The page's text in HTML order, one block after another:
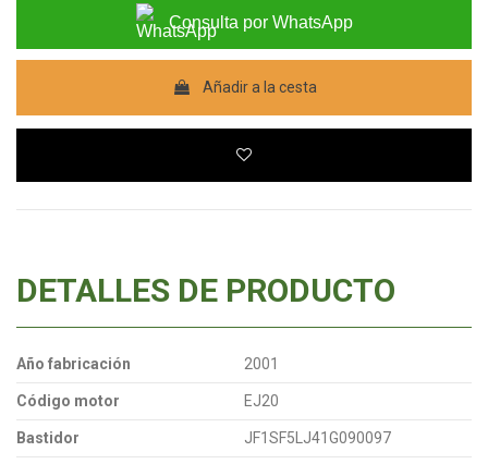
Consulta por WhatsApp
Añadir a la cesta
DETALLES DE PRODUCTO
Año fabricación 2001
Código motor EJ20
Bastidor JF1SF5LJ41G090097